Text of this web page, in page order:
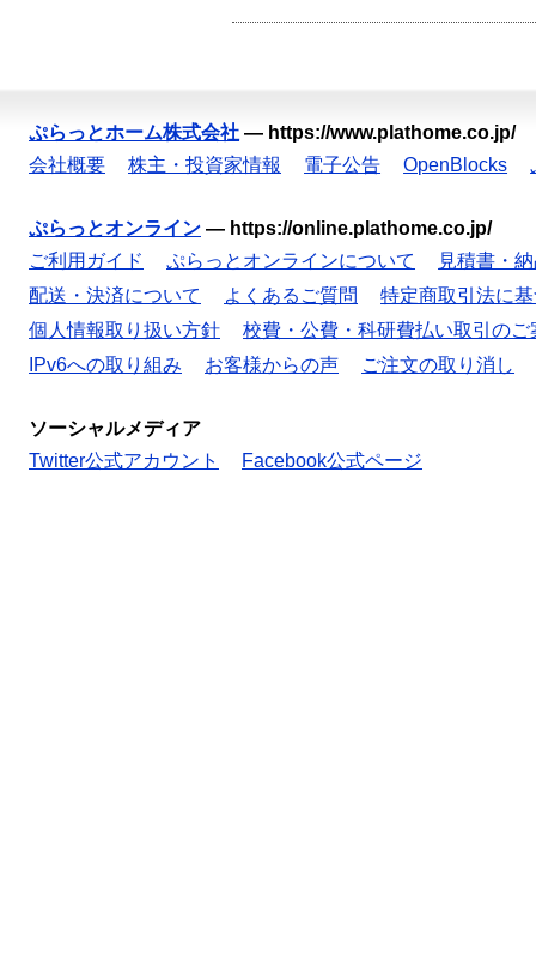
ぷらっとホーム株式会社 — https://www.plathome.co.jp/
会社概要
株主・投資家情報 電子公告 OpenBlocks
ぷらっとオンライン — https://online.plathome.co.jp/
ご利用ガイド
ぷらっとオンラインについて
見積書・
配送・決済について
よくあるご質問
特定商取引法に
個人情報取り扱い方針
校費・公費・科研費払い取引のご
IPv6への取り組み
お客様からの声 ご注文の取り消し
ソーシャルメディア
Twitter公式アカウント
Facebook公式ページ